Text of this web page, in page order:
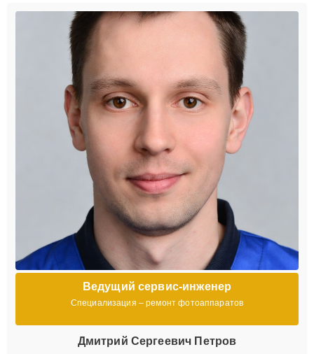
Ведущий сервис-инженер
Специализация – ремонт фотоаппаратов
Дмитрий Сергеевич Петров